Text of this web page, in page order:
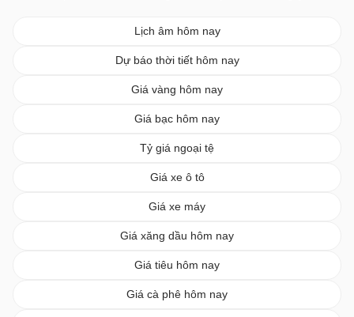
Lịch âm hôm nay
Dự báo thời tiết hôm nay
Giá vàng hôm nay
Giá bạc hôm nay
Tỷ giá ngoại tệ
Giá xe ô tô
Giá xe máy
Giá xăng dầu hôm nay
Giá tiêu hôm nay
Giá cà phê hôm nay